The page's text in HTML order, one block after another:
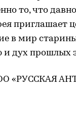
то, что
приглашает
в мир
и дух прошлых
«РУССКАЯ